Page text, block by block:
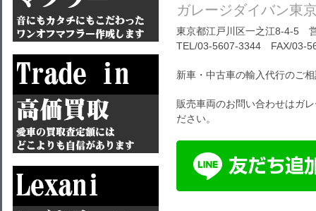
ガレージダイバン東
東京都江戸川区一之江8-4-5
TEL/03-5607-3344 FAX/03-
新車・中古車の輸入代行のご
販売車両のお問い合わせはガ
ださい。